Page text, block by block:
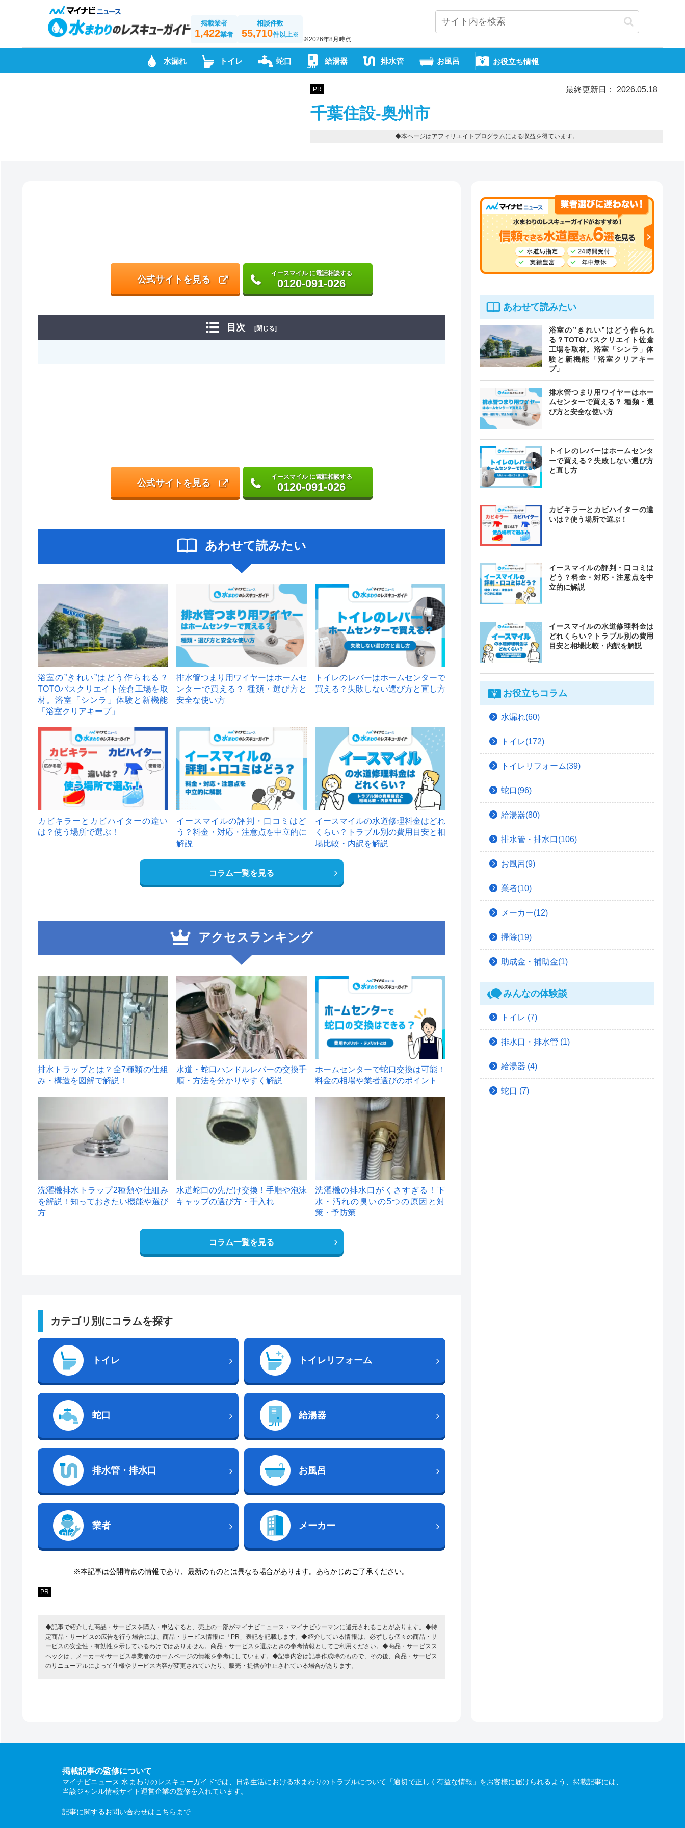
掲載業者
1,422業者
相談件数
55,710件以上※
※2026年8月時点
水漏れ トイレ 蛇口 給湯器 排水管 お風呂 お役立ち情報
PR 最終更新日： 2026.05.18
千葉住設-奥州市
◆本ページはアフィリエイトプログラムによる収益を得ています。
公式サイトを見る
イースマイル に電話相談する
0120-091-026
目次 [閉じる]
公式サイトを見る
イースマイル に電話相談する
0120-091-026
あわせて読みたい
浴室の”きれい”はどう作られる？
TOTOバスクリエイト佐倉工場を取
材。浴室「シンラ」体験と新機能
「浴室クリアキープ」
排水管つまり用ワイヤーはホームセ
ンターで買える？ 種類・選び方と
安全な使い方
トイレのレバーはホームセンターで
買える？失敗しない選び方と直し方
カビキラーとカビハイターの違い
は？使う場所で選ぶ！
イースマイルの評判・口コミはど
う？料金・対応・注意点を中立的に
解説
イースマイルの水道修理料金はどれ
くらい？トラブル別の費用目安と相
場比較・内訳を解説
コラム一覧を見る
アクセスランキング
1
排水トラップとは？全7種類の仕組
み・構造を図解で解説！
2
水道・蛇口ハンドルレバーの交換手
順・方法を分かりやすく解説
ホームセンターで蛇口交換は可能！
料金の相場や業者選びのポイント
洗濯機排水トラップ2種類や仕組み
を解説！知っておきたい機能や選び
方
水道蛇口の先だけ交換！手順や泡沫
キャップの選び方・手入れ
洗濯機の排水口がくさすぎる！下
水・汚れの臭いの5つの原因と対
策・予防策
コラム一覧を見る
カテゴリ別にコラムを探す
トイレ トイレリフォーム
蛇口 給湯器
排水管・排水口 お風呂
業者 メーカー
※本記事は公開時点の情報であり、最新のものとは異なる場合があります。あらかじめご了承ください。
PR
◆記事で紹介した商品・サービスを購入・申込すると、売上の一部がマイナビニュース・マイナビウーマンに還元されることがあります。◆特
定商品・サービスの広告を行う場合には、商品・サービス情報に「PR」表記を記載します。◆紹介している情報は、必ずしも個々の商品・サ
ービスの安全性・有効性を示しているわけではありません。商品・サービスを選ぶときの参考情報としてご利用ください。◆商品・サービスス
ペックは、メーカーやサービス事業者のホームページの情報を参考にしています。◆記事内容は記事作成時のもので、その後、商品・サービス
のリニューアルによって仕様やサービス内容が変更されていたり、販売・提供が中止されている場合があります。
あわせて読みたい
浴室の”きれい”はどう作られ
る？TOTOバスクリエイト佐倉
工場を取材。浴室「シンラ」体
験と新機能「浴室クリアキー
プ」
排水管つまり用ワイヤーはホー
ムセンターで買える？ 種類・選
び方と安全な使い方
トイレのレバーはホームセンタ
ーで買える？失敗しない選び方
と直し方
カビキラーとカビハイターの違
いは？使う場所で選ぶ！
イースマイルの評判・口コミは
どう？料金・対応・注意点を中
立的に解説
イースマイルの水道修理料金は
どれくらい？トラブル別の費用
目安と相場比較・内訳を解説
お役立ちコラム
水漏れ(60)
トイレ(172)
トイレリフォーム(39)
蛇口(96)
給湯器(80)
排水管・排水口(106)
お風呂(9)
業者(10)
メーカー(12)
掃除(19)
助成金・補助金(1)
みんなの体験談
トイレ (7)
排水口・排水管 (1)
給湯器 (4)
蛇口 (7)
掲載記事の監修について
マイナビニュース 水まわりのレスキューガイドでは、日常生活における水まわりのトラブルについて「適切で正しく有益な情報」をお客様に届けられるよう、掲載記事には、
当該ジャンル情報サイト運営企業の監修を入れています。
記事に関するお問い合わせはこちら まで